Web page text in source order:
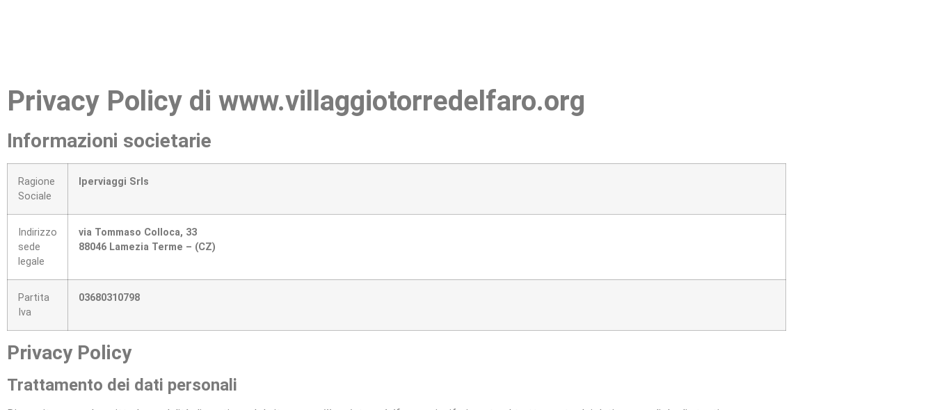
Privacy Policy di www.villaggiotorredelfaro.org
Informazioni societarie
Ragione
Sociale
Iperviaggi Srls
Indirizzo
sede
legale
via Tommaso Colloca, 33
88046 Lamezia Terme – (CZ)
Partita
Iva
03680310798
Privacy Policy
Trattamento dei dati personali